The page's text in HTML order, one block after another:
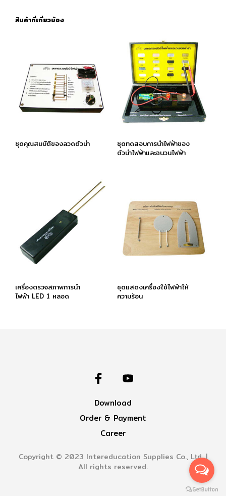
สินค้าที่เกี่ยวข้อง
ชุดคุณสมบัติของลวดตัวนำ
ชุดทดสอบการนำไฟฟ้าของ
ตัวนำไฟฟ้าและฉนวนไฟฟ้า
เครื่องตรวจสภาพการนำ
ไฟฟ้า LED 1 หลอด
ชุดแสดงเครื่องใช้ไฟฟ้าให้
ความร้อน
Download
Order & Payment
Career
Copyright © 2023 Intereducation Supplies Co., Ltd. |
All rights reserved.